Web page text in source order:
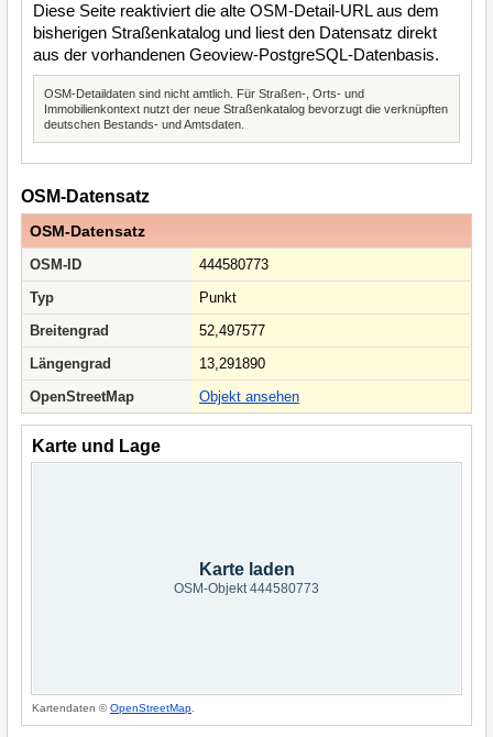
Diese Seite reaktiviert die alte OSM-Detail-URL aus dem
bisherigen Straßenkatalog und liest den Datensatz direkt
aus der vorhandenen Geoview-PostgreSQL-Datenbasis.
OSM-Detaildaten sind nicht amtlich. Für Straßen-, Orts- und
Immobilienkontext nutzt der neue Straßenkatalog bevorzugt die verknüpften
deutschen Bestands- und Amtsdaten.
OSM-Datensatz
OSM-Datensatz
OSM-ID
444580773
Typ
Punkt
Breitengrad
52,497577
Längengrad
13,291890
OpenStreetMap
Objekt ansehen
Karte und Lage
Karte laden
OSM-Objekt 444580773
Kartendaten ©OpenStreetMap